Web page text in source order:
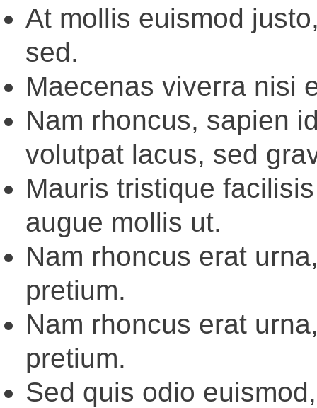
At mollis euismod
sed.
Maecenas viverra nisi
Nam rhoncus, sapien
volutpat lacus, sed
Mauris tristique
augue mollis ut.
Nam rhoncus erat
pretium.
Nam rhoncus erat
pretium.
Sed quis odio